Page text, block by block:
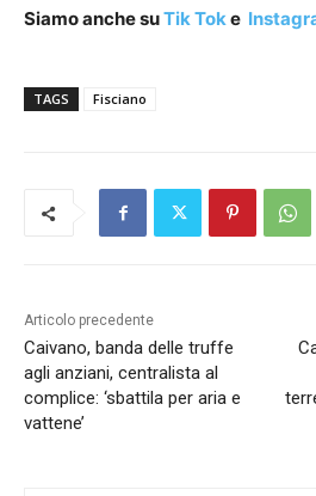
Siamo anche suTik Toke
TAGS Fisciano
Articolo precedente
Caivano, banda delle truffe
agli anziani, centralista al
complice: ‘sbattila per aria e
vattene’